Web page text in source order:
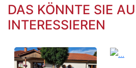
DAS KÖNNTE SIE
INTERESSIEREN